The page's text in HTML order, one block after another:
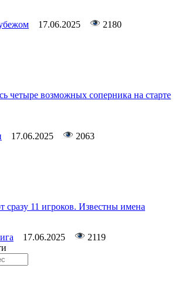
17.06.2025 2180
четыре возможных соперника на старте
17.06.2025 2063
11 игроков. Известны имена
17.06.2025
2119